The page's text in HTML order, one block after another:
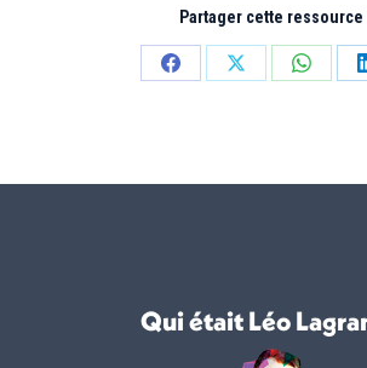
Partager cette ressource
PartagerPartagerPartager
Qui était Léo